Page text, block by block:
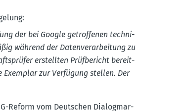
der bei Google getrof­fenen techni­
während der Daten­ver­ar­beitung zu
erstellten Prüfbe­richt bereit­
zur Verfügung stellen. Der
Reform vom Deutschen Dialog­mar­